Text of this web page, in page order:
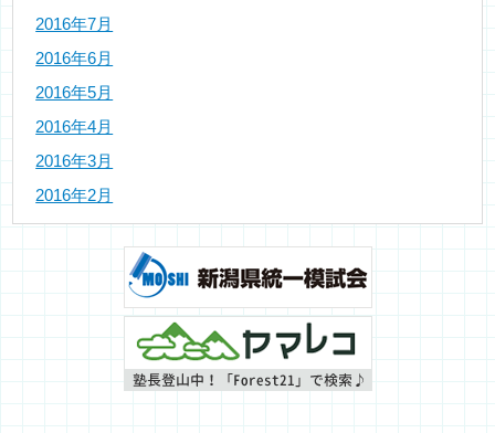
2016年7月
2016年6月
2016年5月
2016年4月
2016年3月
2016年2月